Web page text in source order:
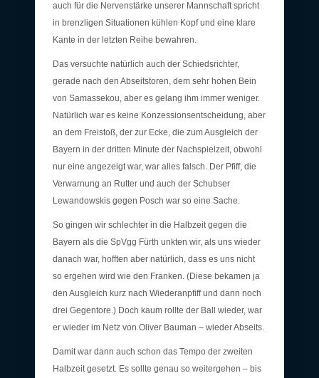
auch für die Nervenstärke unserer Mannschaft spricht
in brenzligen Situationen kühlen Kopf und eine klare
Kante in der letzten Reihe bewahren.
Das versuchte natürlich auch der Schiedsrichter,
gerade nach den Abseitstoren, dem sehr hohen Bein
von Samassekou, aber es gelang ihm immer weniger.
Natürlich war es keine Konzessionsentscheidung, aber
an dem Freistoß, der zur Ecke, die zum Ausgleich der
Bayern in der dritten Minute der Nachspielzeit, obwohl
nur eine angezeigt war, war alles falsch. Der Pfiff, die
Verwarnung an Rutter und auch der Schubser
Lewandowskis gegen Posch war so eine Sache.
So gingen wir schlechter in die Halbzeit gegen die
Bayern als die SpVgg Fürth unkten wir, als uns wieder
danach war, hofften aber natürlich, dass es uns nicht
so ergehen wird wie den Franken. (Diese bekamen ja
den Ausgleich kurz nach Wiederanpfiff und dann noch
drei Gegentore.) Doch kaum rollte der Ball wieder, war
er wieder im Netz von Oliver Bauman – wieder Abseits.
Damit war dann auch schon das Tempo der zweiten
Halbzeit gesetzt. Es sollte genau so weitergehen – bis